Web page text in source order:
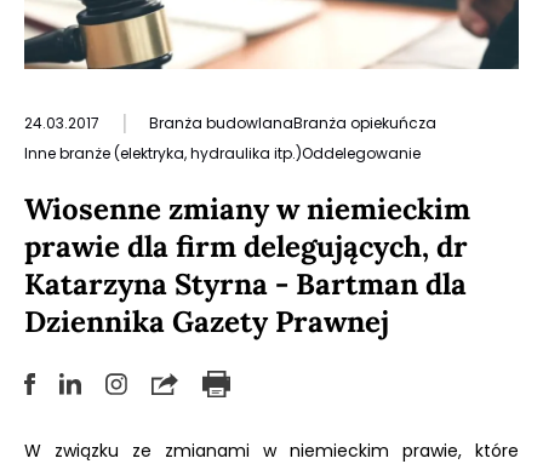
24.03.2017 | Branża budowlanaBranża opiekuńcza
Inne branże (elektryka, hydraulika itp.)Oddelegowanie
Wiosenne zmiany w niemieckim
prawie dla firm delegujących, dr
Katarzyna Styrna - Bartman dla
Dziennika Gazety Prawnej
W związku ze zmianami w niemieckim prawie, które